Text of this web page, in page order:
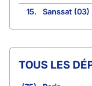
15.
Sanssat (03)
TOUS LES